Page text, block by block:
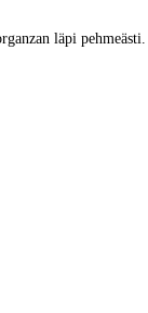
läpi pehmeästi.